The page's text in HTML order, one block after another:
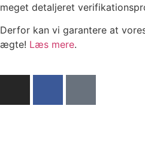
meget detaljeret
Derfor kan vi garantere at
ægte! Læs mere.